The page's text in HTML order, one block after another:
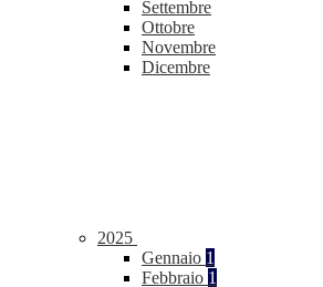
Settembre
Ottobre
Novembre
Dicembre
2025
Gennaio 1
Febbraio 1